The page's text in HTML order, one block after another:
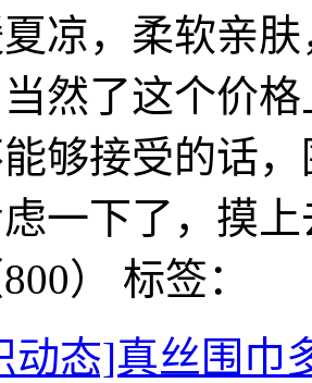
凉，柔软亲
然了这个价
够接受的话
一下了，摸
） 标签：
动态]真丝围巾